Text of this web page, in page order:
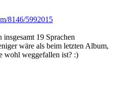
8146/5992015
19 Sprachen
wäre als beim letzten Album,
wohl weggefallen ist? :)